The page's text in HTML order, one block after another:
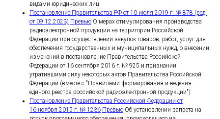
видами юридических лиц
Постановление Правительства РФ от 10 июля 2019 г. № 878 (ред.
от 09.12.2023) Превью О мерах стимулирования производства
радиоэлектронной продукции на территории Российской
Федерации при осуществлении закупок товаров, работ, услуг для
обеспечения государственных и муниципальных нужд, о внесении
изменений в постановление Правительства Российской
Федерации от 16 сентября 2016 г. № 925 и признании
утратившими силу некоторых актов Правительства Российской
Федерации (вместе с "Правилами формирования и ведения
единого реестра российской радиоэлектронной продукции")
Постановление Правительства Российской Федерации от
16 ноября 2015 г. № 1236 Превью Об установлении запрета на